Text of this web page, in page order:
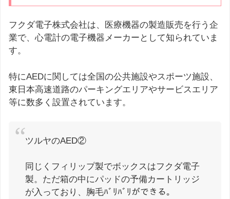
フクダ電子株式会社は、医療機器の製造販売を行う企
業で、心電計の電子機器メーカーとして知られていま
す。
特にAEDに関しては全国の公共施設やスポーツ施設、
東日本高速道路のパーキングエリアやサービスエリア
等に数多く設置されています。
ツルヤのAED②
同じくフィリップ製でボックスはフクダ電子
製。ただ箱の中にパッドの予備カートリッジ
が入っており、胸毛ﾊﾞﾘﾊﾞﾘができる。